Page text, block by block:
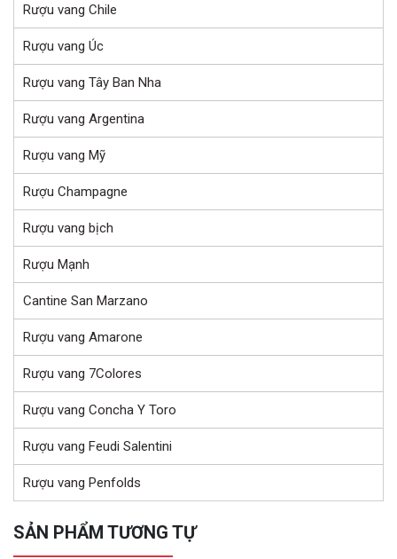
Rượu vang Chile
Rượu vang Úc
Rượu vang Tây Ban Nha
Rượu vang Argentina
Rượu vang Mỹ
Rượu Champagne
Rượu vang bịch
Rượu Mạnh
Cantine San Marzano
Rượu vang Amarone
Rượu vang 7Colores
Rượu vang Concha Y Toro
Rượu vang Feudi Salentini
Rượu vang Penfolds
SẢN PHẨM TƯƠNG TỰ